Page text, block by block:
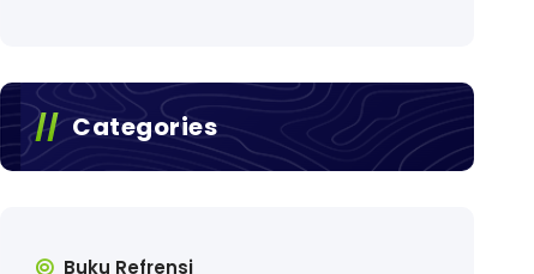
Categories
Buku Refrensi